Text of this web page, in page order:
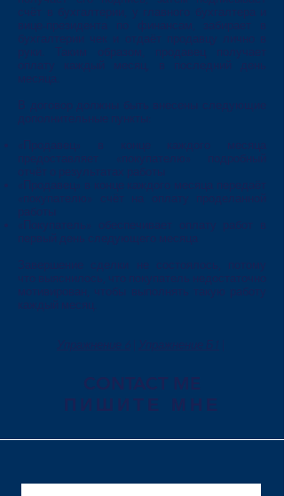
счёт в бухгалтерии, у главного бухгалтера и
вице-президента по финансам, забирает в
бухгалтерии чек и отдаёт продавцу лично в
руки. Таким образом, продавец получает
оплату каждый месяц, в последний день
месяца.
В договор должны быть внесены следующие
дополнительные пункты:
«Продавец» в конце каждого месяца
предоставляет «покупателю» подробный
отчёт о результатах работы
«Продавец» в конце каждого месяца передаёт
«покупателю» счёт на оплату проделанной
работы
«Покупатель» обеспечивает оплату работ в
первый день следующего месяца
Завершение сделки не состоялось, потому
что выяснилось, что покупатель недостаточно
мотивирован, чтобы выполнять такую работу
каждый месяц.
Упражнение 6 Упражнение Б1
CONTACT ME
ПИШИТЕ МНЕ